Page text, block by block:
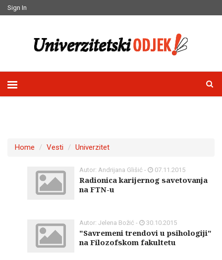
Sign In
Home Vesti Univerzitet
Autor: Andrijana Glišić - 07.11.2015
Radionica karijernog savetovanja
na FTN-u
Autor: Jelena Božić - 30.10.2015
"Savremeni trendovi u psihologiji"
na Filozofskom fakultetu